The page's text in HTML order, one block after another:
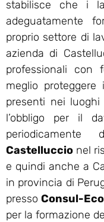
stabilisce che i
adeguatamente
proprio settore di
azienda di
professionali con
meglio
presenti nei
l’obbligo per il
periodicamente
Castelluccio nel
e quindi anche a
in provincia di
pressoConsul-Eco
per la formazione